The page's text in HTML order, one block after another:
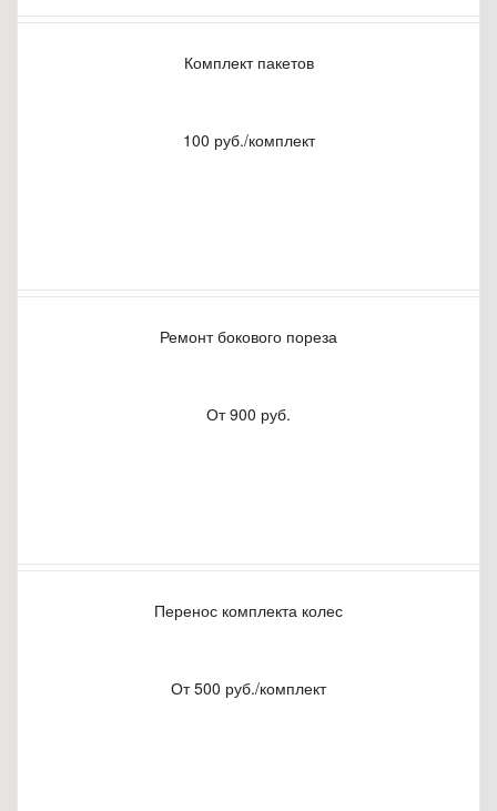
Комплект пакетов
100 руб./комплект
Ремонт бокового пореза
От 900 руб.
Перенос комплекта колес
От 500 руб./комплект